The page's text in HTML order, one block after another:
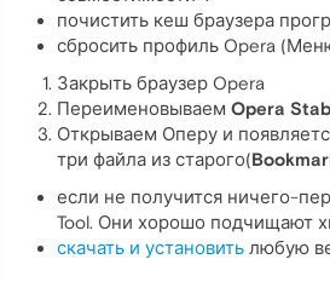
почистить кеш браузера
сбросить профиль Opera
Закрыть браузер Opera
Переименовываем Opera
Открываем Оперу и
три файла из старого(
если не получится ничего-
Tool. Они хорошо подчищают
скачать и установить любую